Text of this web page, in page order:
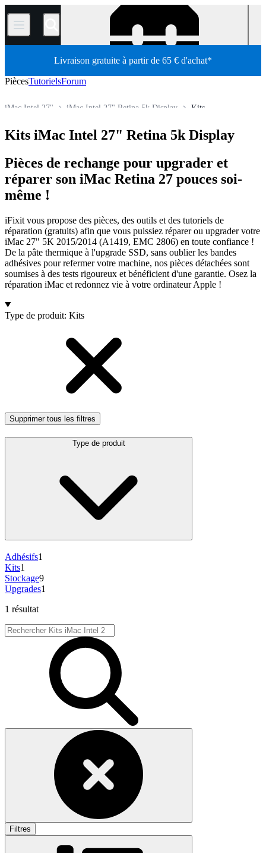
/
Livraison gratuite à partir de 65 € d'achat*
PiècesTutorielsForum
Kits
iMac Intel 27" Retina 5k Display
iMac Intel 27"
Boutique
Kits iMac Intel 27" Retina 5k Display
Pièces de rechange pour upgrader et
réparer son iMac Retina 27 pouces soi-
même !
iFixit vous propose des pièces, des outils et des tutoriels de
réparation (gratuits) afin que vous puissiez réparer ou upgrader votre
iMac 27" 5K 2015/2014 (A1419, EMC 2806) en toute confiance !
De la pâte thermique à l'upgrade SSD, sans oublier les bandes
adhésives pour refermer votre machine, nos pièces détachées sont
soumises à des tests rigoureux et bénéficient d'une garantie. Osez la
réparation iMac et redonnez vie à votre ordinateur Apple !
Produits
Type de produit: Kits
Supprimer tous les filtres
Type de produit
Adhésifs1
Kits1
Stockage9
Upgrades1
1 résultat
Filtres